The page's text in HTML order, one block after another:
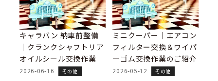
キャラバン 納車前整備
｜クランクシャフトリア
オイルシール交換作業
2026-06-16 その他
ミニクーパー｜エアコン
フィルター交換＆ワイパ
ーゴム交換作業のご紹介
2026-05-12 その他